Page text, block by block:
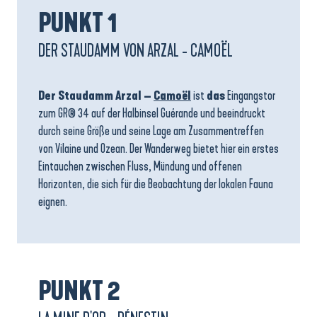
PUNKT 1
DER STAUDAMM VON ARZAL - CAMOËL
Der Staudamm Arzal – Camoëlist das Eingangstor
zum GR® 34 auf der Halbinsel Guérande und beeindruckt
durch seine Größe und seine Lage am Zusammentreffen
von Vilaine und Ozean. Der Wanderweg bietet hier ein erstes
Eintauchen zwischen Fluss, Mündung und offenen
Horizonten, die sich für die Beobachtung der lokalen Fauna
eignen.
PUNKT 2